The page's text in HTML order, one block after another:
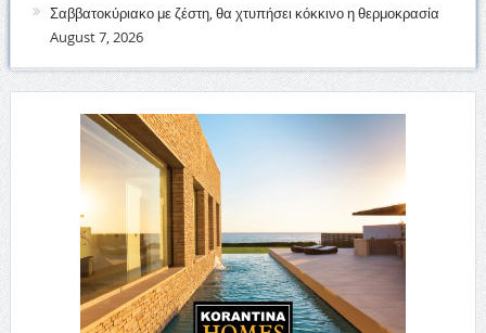
Σαββατοκύριακο με ζέστη, θα χτυπήσει κόκκινο η θερμοκρασία
August 7, 2026